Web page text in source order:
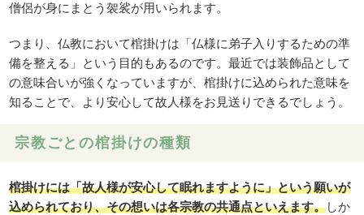
僧侶が身にまとう袈裟が用いられます。
つまり、仏教において棺掛けは「仏様に弟子入りするための準
備を整える」という目的もあるのです。最近では装飾品として
の意味合いが強くなっていますが、棺掛けに込められた意味を
知ることで、より安心して故人様をお見送りできるでしょう。
宗教ごとの棺掛けの種類
棺掛けには「故人様が安心して眠れますように」という願いが
込められており、その想いは各宗教の共通点といえます。しか